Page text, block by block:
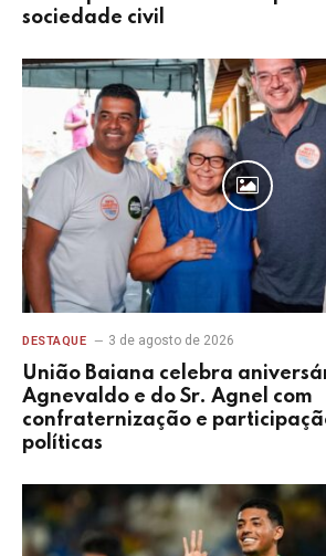
sociedade civil
DESTAQUE 3 de agosto de 2026
União Baiana celebra
Agnevaldo e do Sr. Agnel com
confraternização e
políticas